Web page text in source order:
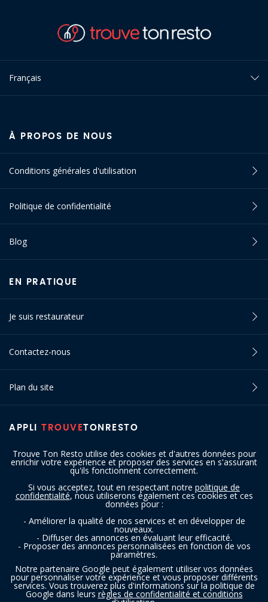
Trouve Ton Resto utilise des cookies et d'autres données pour
enrichir votre expérience et proposer des services en s'assurant
qu'ils fonctionnent correctement.
Si vous acceptez, tout en respectant notre politique de
confidentialité, nous utiliserons également ces cookies et ces
données pour :
- Améliorer la qualité de nos services et en développer de
nouveaux.
- Diffuser des annonces en évaluant leur efficacité.
- Proposer des annonces personnalisées en fonction de vos
paramètres.
Notre partenaire Google peut également utiliser vos données
pour personnaliser votre expérience et vous proposer différents
services. Vous trouverez plus d'informations sur la politique de
Google dans leurs règles de confidentialité et conditions
Français
APPLI TROUVETONRESTO
À PROPOS DE NOUS
Conditions générales d'utilisation
Politique de confidentialité
Blog
EN PRATIQUE
Je suis restaurateur
Contactez-nous
Plan du site
SUIVEZ-NOUS
Copyright © 2016 - 2026 trouvetonresto.be ‐ Tous droits réservés | JDC